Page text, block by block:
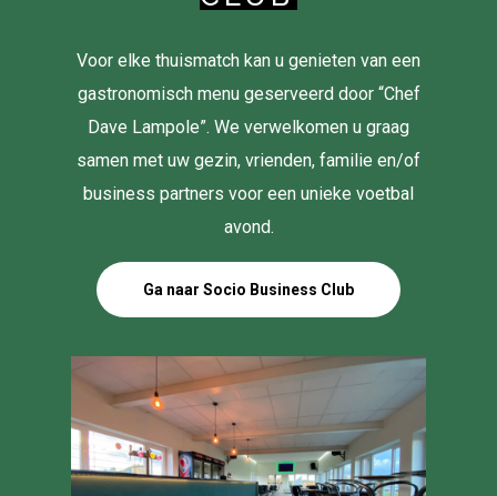
Voor elke thuismatch kan u genieten van een
gastronomisch menu geserveerd door “Chef
Dave Lampole”. We verwelkomen u graag
samen met uw gezin, vrienden, familie en/of
business partners voor een unieke voetbal
avond.
Ga naar Socio Business Club